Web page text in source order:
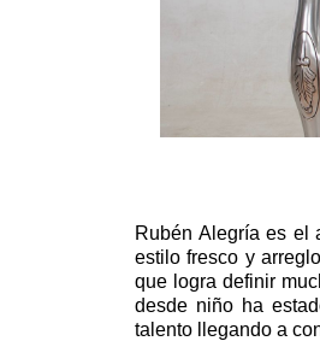
Rubén Alegría es el
estilo fresco y
que logra definir
desde niño ha
talento llegando a